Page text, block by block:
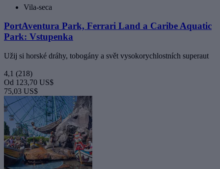
Vila-seca
PortAventura Park, Ferrari Land a Caribe Aquatic
Park: Vstupenka
Užij si horské dráhy, tobogány a svět vysokorychlostních superaut
4,1 (218)
Od 123,70 US$
75,03 US$